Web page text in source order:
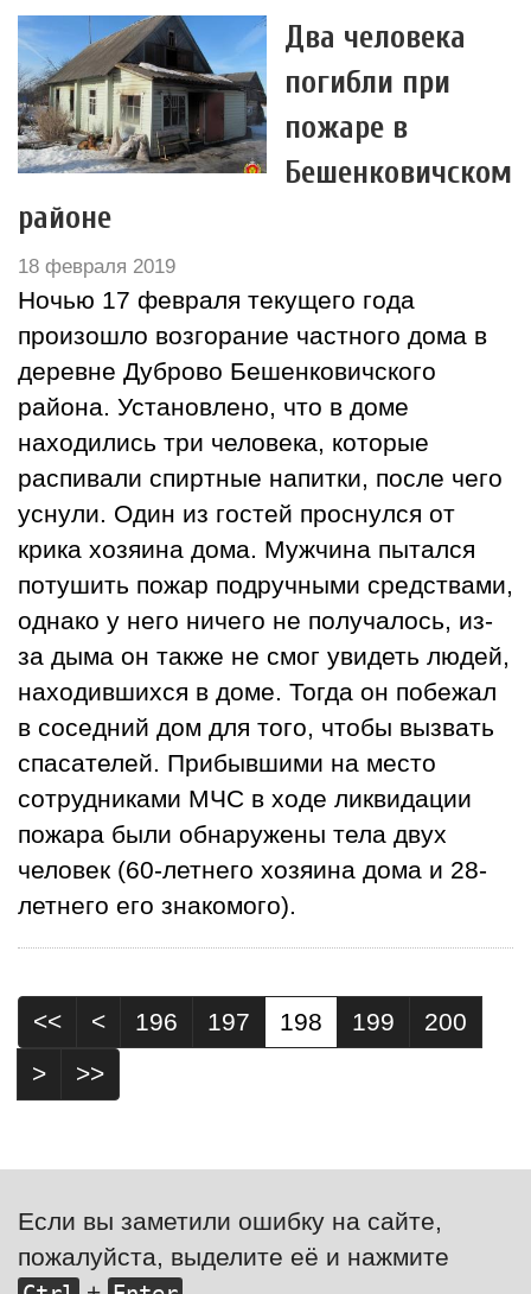
Два человека
погибли при
пожаре в
Бешенковичском
районе
18 февраля 2019
Ночью 17 февраля текущего года
произошло возгорание частного дома в
деревне Дуброво Бешенковичского
района. Установлено, что в доме
находились три человека, которые
распивали спиртные напитки, после чего
уснули. Один из гостей проснулся от
крика хозяина дома. Мужчина пытался
потушить пожар подручными средствами,
однако у него ничего не получалось, из-
за дыма он также не смог увидеть людей,
находившихся в доме. Тогда он побежал
в соседний дом для того, чтобы вызвать
спасателей. Прибывшими на место
сотрудниками МЧС в ходе ликвидации
пожара были обнаружены тела двух
человек (60-летнего хозяина дома и 28-
летнего его знакомого).
<< < 196 197 198 199
200
>
>>
Если вы заметили ошибку на сайте,
пожалуйста, выделите её и нажмите